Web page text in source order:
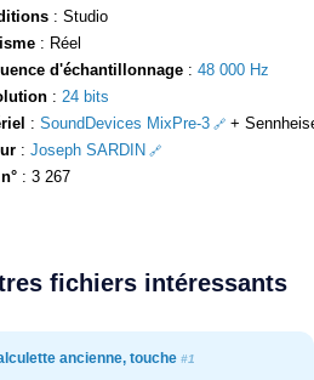
: Studio
: Réel
d'échantillonnage : 48 000 Hz
: 24 bits
: SoundDevices MixPre-3
+
: Joseph SARDIN
: 3 267
fichiers intéressants
ancienne, touche #1